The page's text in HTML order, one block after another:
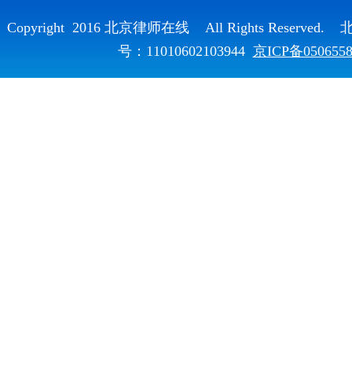
Copyright 2016 北京律师在线 All Rights Reserved.
号：11010602103944 京ICP备